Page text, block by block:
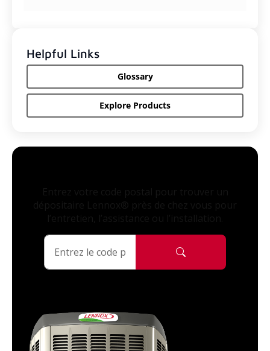
Helpful Links
Glossary
Explore Products